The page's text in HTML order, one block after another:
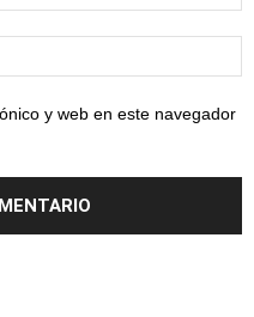
y web en este navegador